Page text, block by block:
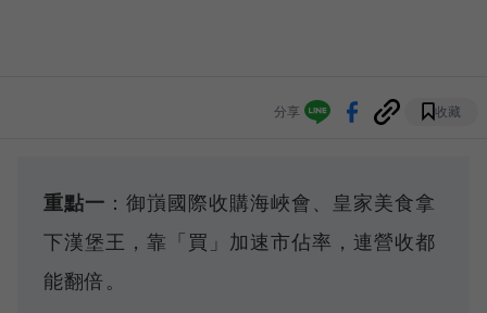
分享 收藏
重點一 ：御嵿國際收購海峽會、皇家美食拿
下漢堡王，靠「買」加速市佔率，連營收都
能翻倍。